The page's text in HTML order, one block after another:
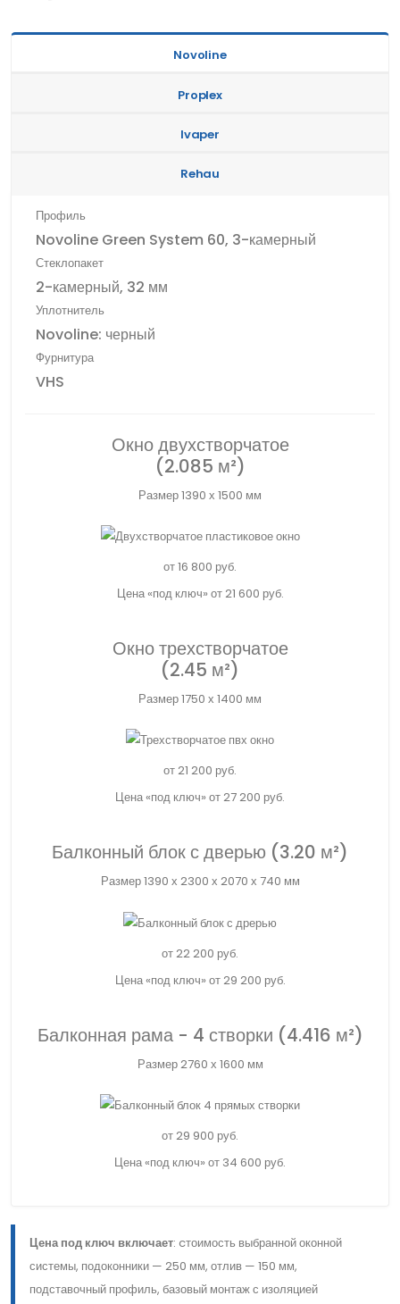
Novoline
Proplex
Ivaper
Rehau
Профиль
Novoline Green System 60, 3-камерный
Стеклопакет
2-камерный, 32 мм
Уплотнитель
Novoline: черный
Фурнитура
VHS
Окно двухстворчатое
(2.085 м²)
Размер 1390 х 1500 мм
от16 800 руб.
Цена «под ключ» от 21 600 руб.
Окно трехстворчатое
(2.45 м²)
Размер 1750 х 1400 мм
от21 200 руб.
Цена «под ключ» от 27 200 руб.
Балконный блок с дверью (3.20 м²)
Размер 1390 х 2300 х 2070 х 740 мм
от22 200 руб.
Цена «под ключ» от 29 200 руб.
Балконная рама - 4 створки (4.416 м²)
Размер 2760 х 1600 мм
от29 900 руб.
Цена «под ключ» от 34 600 руб.
Цена под ключ включает: cтоимость выбранной оконной
системы, подоконники — 250 мм, отлив — 150 мм,
подставочный профиль, базовый монтаж с изоляцией